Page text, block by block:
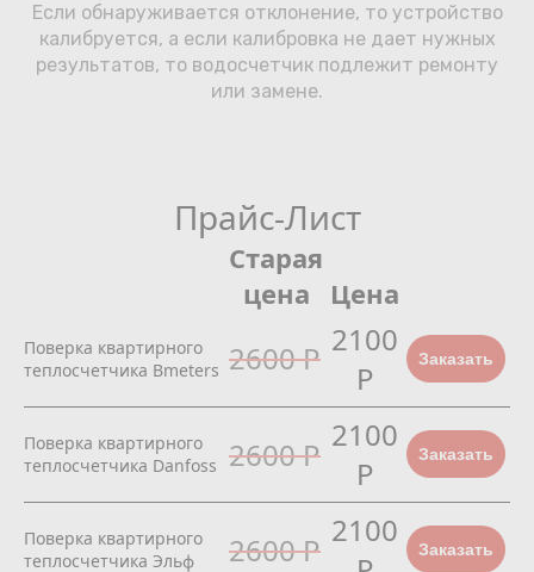
Если обнаруживается отклонение, то устройство
калибруется, а если калибровка не дает нужных
результатов, то водосчетчик подлежит ремонту
или замене.
Прайс-Лист
Старая
цена
Цена
Поверка квартирного
теплосчетчика Bmeters 2600 Р 2100
Р
Заказать
Поверка квартирного
теплосчетчика Danfoss 2600 Р
2100
Р
Заказать
Поверка квартирного
теплосчетчика Эльф
2600 Р
2100
Заказать